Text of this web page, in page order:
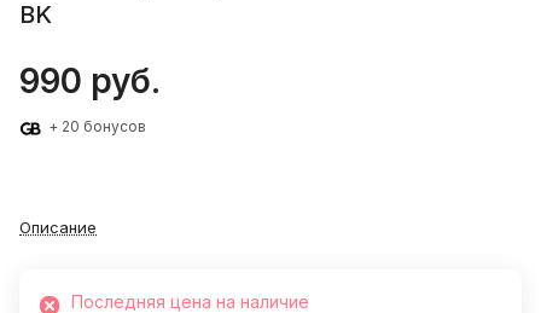
BK
990 руб.
+ 20 бонусов
Описание
Последняя цена на наличие